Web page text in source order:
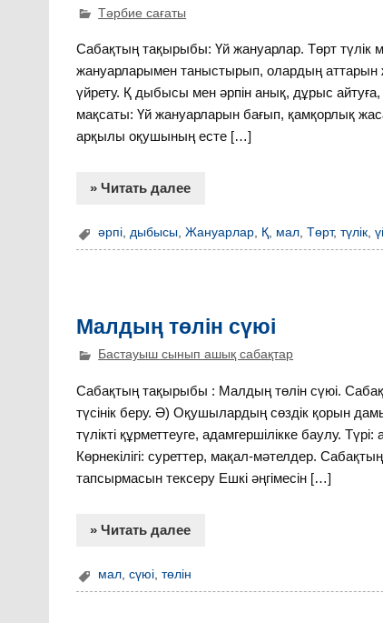
Тәрбие сағаты
Сабақтың тақырыбы: Үй жануарлар. Төрт
жануарларымен таныстырып, олардың аттарын
үйрету. Қ дыбысы мен әрпін анық, дұрыс
мақсаты: Үй жануарларын бағып, қамқорлық
арқылы оқушының есте […]
» Читать далее
әрпі,дыбысы,Жануарлар, Қ, мал,Төрт,түлік,
Малдың төлін сүюі
Бастауыш сынып ашық сабақтар
Сабақтың тақырыбы : Малдың төлін сүюі.
түсінік беру. Ә) Оқушылардың сөздік қорын
түлікті құрметтеуге, адамгершілікке баулу.
Көрнекілігі: суреттер, мақал-мәтелдер.
тапсырмасын тексеру Ешкі әңгімесін […]
» Читать далее
мал,сүюі,төлін